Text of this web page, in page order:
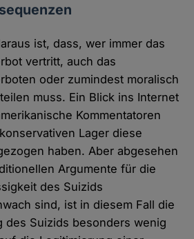
ist, dass, wer immer das
vertritt, auch das
oder zumindest moralisch
muss. Ein Blick ins Internet
Kommentatoren
Lager diese
haben. Aber abgesehen
Argumente für die
des Suizids
sind, ist in diesem Fall die
des Suizids besonders wenig